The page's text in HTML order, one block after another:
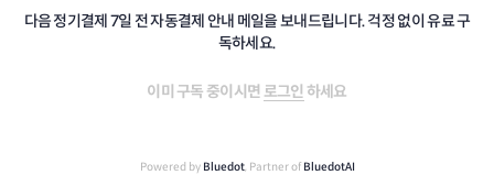
다음 정기결제 7일 전 자동결제 안내 메일을 보내드립니다. 걱정 없이 유료 구
독하세요.
이미 구독 중이시면 로그인 하세요
Powered by Bluedot, Partner of BluedotAI